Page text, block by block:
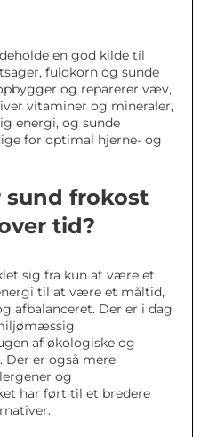
en god kilde til
fuldkorn og sunde
og reparerer væv,
vitaminer og mineraler,
energi, og sunde
for optimal hjerne- og
sund frokost
tid?
sig fra kun at være et
til at være et måltid,
afbalanceret. Der er i dag
af økologiske og
Der er også mere
og
har ført til et bredere